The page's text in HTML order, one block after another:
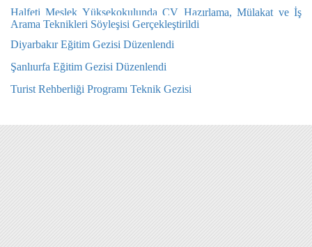
Halfeti Meslek Yüksekokulunda CV Hazırlama, Mülakat ve İş
Arama Teknikleri Söyleşisi Gerçekleştirildi
Diyarbakır Eğitim Gezisi Düzenlendi
Şanlıurfa Eğitim Gezisi Düzenlendi
Turist Rehberliği Programı Teknik Gezisi